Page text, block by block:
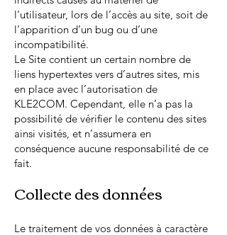
l’utilisateur, lors de l’accès au site, soit de
l’apparition d’un bug ou d’une
incompatibilité.
Le Site contient un certain nombre de
liens hypertextes vers d’autres sites, mis
en place avec l’autorisation de
KLE2COM. Cependant, elle n’a pas la
possibilité de vérifier le contenu des sites
ainsi visités, et n’assumera en
conséquence aucune responsabilité de ce
fait.
Collecte des données
Le traitement de vos données à caractère